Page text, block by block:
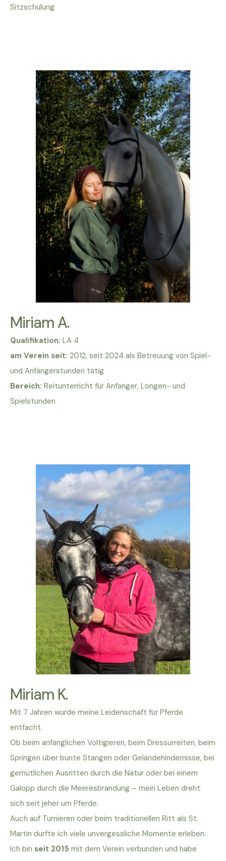
Sitzschulung
Miriam A.
Qualifikation: LA 4
am Verein seit: 2012, seit 2024 als Betreuung von Spiel-
und Anfängerstunden tätig
Bereich: Reitunterricht für Anfänger, Longen- und
Spielstunden
Miriam K.
Mit 7 Jahren wurde meine Leidenschaft für Pferde
entfacht.
Ob beim anfänglichen Voltigieren, beim Dressurreiten, beim
Springen über bunte Stangen oder Geländehindernisse, bei
gemütlichen Ausritten durch die Natur oder bei einem
Galopp durch die Meeresbrandung – mein Leben dreht
sich seit jeher um Pferde.
Auch auf Turnieren oder beim traditionellen Ritt als St.
Martin durfte ich viele unvergessliche Momente erleben.
Ich bin seit 2015 mit dem Verein verbunden und habe